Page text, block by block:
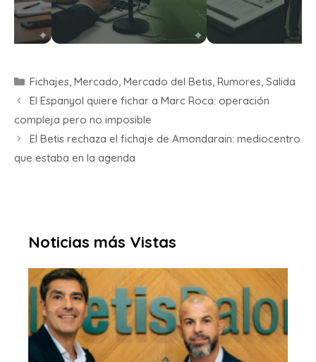
Fichajes, Mercado, Mercado del Betis, Rumores, Salida
El Espanyol quiere fichar a Marc Roca: operación
compleja pero no imposible
El Betis rechaza el fichaje de Amondarain: mediocentro
que estaba en la agenda
Noticias más Vistas